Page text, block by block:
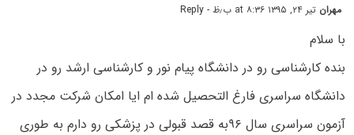
مهران تیر ۲۴, ۱۳۹۵ at ۸:۳۶ ب٫ظ - Reply
با سلام
بنده کارشناسی رو در دانشگاه پیام نور و کارشناسی ارشد رو در
دانشگاه سراسری فارغ التحصیل شده ام ایا امکان شرکت مجدد در
آزمون سراسری سال ۹۶به قصد قبولی در پزشکی رو دارم به طوری